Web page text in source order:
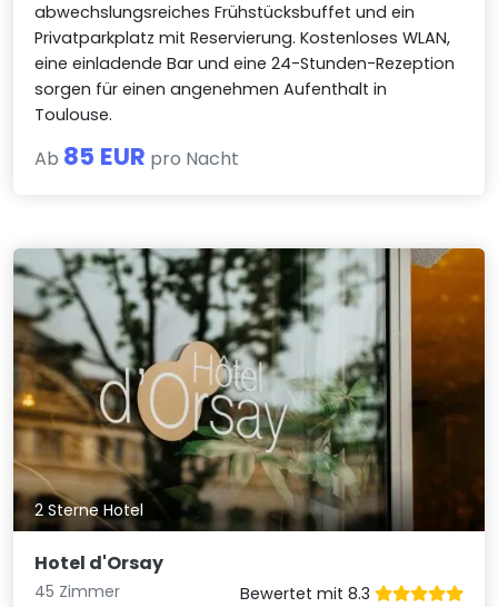
abwechslungsreiches Frühstücksbuffet und ein
Privatparkplatz mit Reservierung. Kostenloses WLAN,
eine einladende Bar und eine 24-Stunden-Rezeption
sorgen für einen angenehmen Aufenthalt in
Toulouse.
Ab 85 EUR pro Nacht
2 Sterne Hotel
Hotel d'Orsay
45 Zimmer
Bewertet mit 8.3